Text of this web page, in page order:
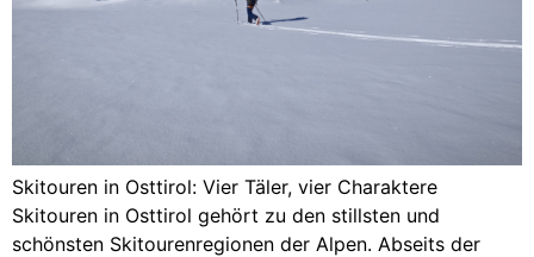
Skitouren in Osttirol: Vier Täler, vier Charaktere
Skitouren in Osttirol gehört zu den stillsten und
schönsten Skitourenregionen der Alpen. Abseits der